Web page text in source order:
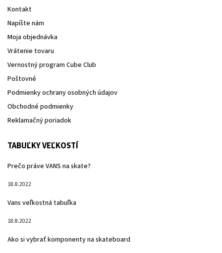
Kontakt
Napíšte nám
Moja objednávka
Vrátenie tovaru
Vernostný program Cube Club
Poštovné
Podmienky ochrany osobných údajov
Obchodné podmienky
Reklamačný poriadok
TABUĽKY VEĽKOSTÍ
Prečo práve VANS na skate?
18.8.2022
Vans veľkostná tabuľka
18.8.2022
Ako si vybrať komponenty na skateboard